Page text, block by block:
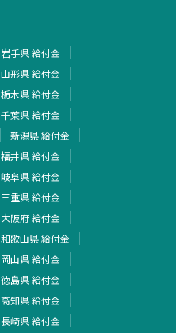
岩手県 給付金
山形県 給付金
栃木県 給付金
千葉県 給付金
新潟県 給付金
福井県 給付金
岐阜県 給付金
三重県 給付金
大阪府 給付金
和歌山県 給付金
岡山県 給付金
徳島県 給付金
高知県 給付金
長崎県 給付金